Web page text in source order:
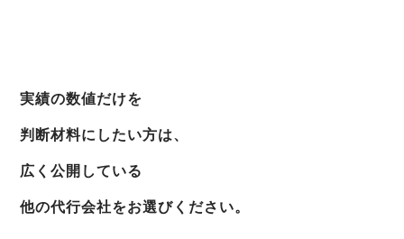
実績の数値だけを
判断材料にしたい方は、
広く公開している
他の代行会社をお選びください。